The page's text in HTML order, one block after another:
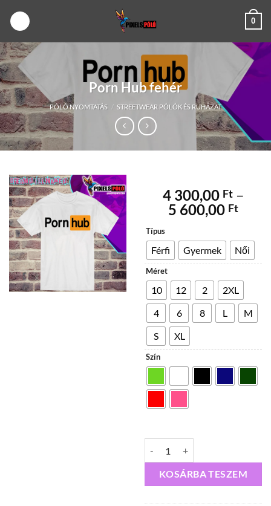
0
Porn Hub fehér
PÓLÓ NYOMTATÁS / STREETWEAR PÓLÓK ÉS RUHÁZAT
4 300,00 Ft –
5 600,00 Ft
-
5
Típus
Férfi Gyermek Női
Méret
10 12 2
2XL
4
6 8 L
M
S
XL
Szín
KOSÁRBA TESZEM